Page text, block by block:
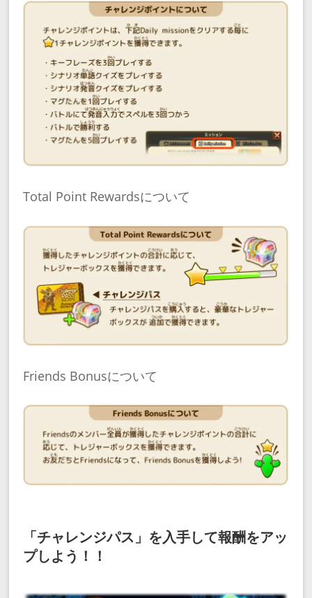
Total Point Rewardsについて
Friends Bonusについて
「チャレンジパス」を入手して報酬をアッ
プしよう！！